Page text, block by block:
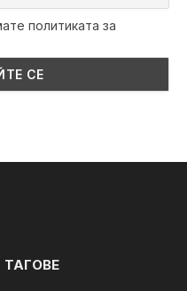
политиката за
ТАГОВЕ